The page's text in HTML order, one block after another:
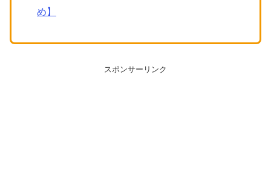
め】
スポンサーリンク